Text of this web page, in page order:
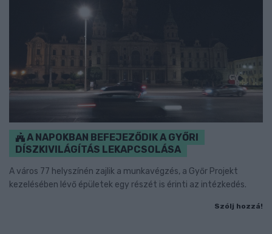
A NAPOKBAN BEFEJEZŐDIK A GYŐRI
DÍSZKIVILÁGÍTÁS LEKAPCSOLÁSA
A város 77 helyszínén zajlik a munkavégzés, a Győr Projekt
kezelésében lévő épületek egy részét is érinti az intézkedés.
Szólj hozzá!